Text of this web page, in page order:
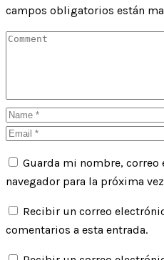
campos obligatorios están
Guarda mi nombre, correo
navegador para la próxima
Recibir un correo
comentarios a esta entrada.